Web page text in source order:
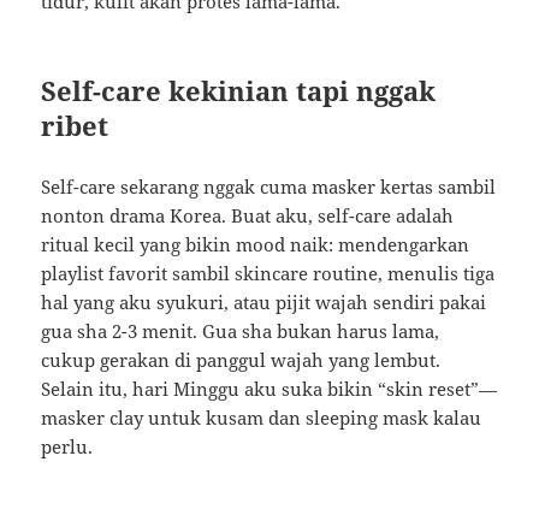
Self-care kekinian tapi nggak
ribet
Self-care sekarang nggak cuma masker kertas sambil
nonton drama Korea. Buat aku, self-care adalah
ritual kecil yang bikin mood naik: mendengarkan
playlist favorit sambil skincare routine, menulis tiga
hal yang aku syukuri, atau pijit wajah sendiri pakai
gua sha 2-3 menit. Gua sha bukan harus lama,
cukup gerakan di panggul wajah yang lembut.
Selain itu, hari Minggu aku suka bikin “skin reset”—
masker clay untuk kusam dan sleeping mask kalau
perlu.